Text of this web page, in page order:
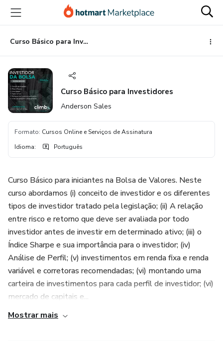
para
conteúdo
principal
para
pagamento
para
rodapé
Curso Básico para Investidores
Curso Básico para Investidores
Anderson Sales
Formato: Cursos Online e Serviços de Assinatura
Idioma: Português
Curso Básico para iniciantes na Bolsa de Valores. Neste
curso abordamos (i) conceito de investidor e os diferentes
tipos de investidor tratado pela legislação; (ii) A relação
entre risco e retorno que deve ser avaliada por todo
investidor antes de investir em determinado ativo; (iii) o
Índice Sharpe e sua importância para o investidor; (iv)
Análise de Perfil; (v) investimentos em renda fixa e renda
variável e corretoras recomendadas; (vi) montando uma
carteira de investimentos para cada perfil de investidor; (vi)
mercado de capitais e...
Mostrar mais